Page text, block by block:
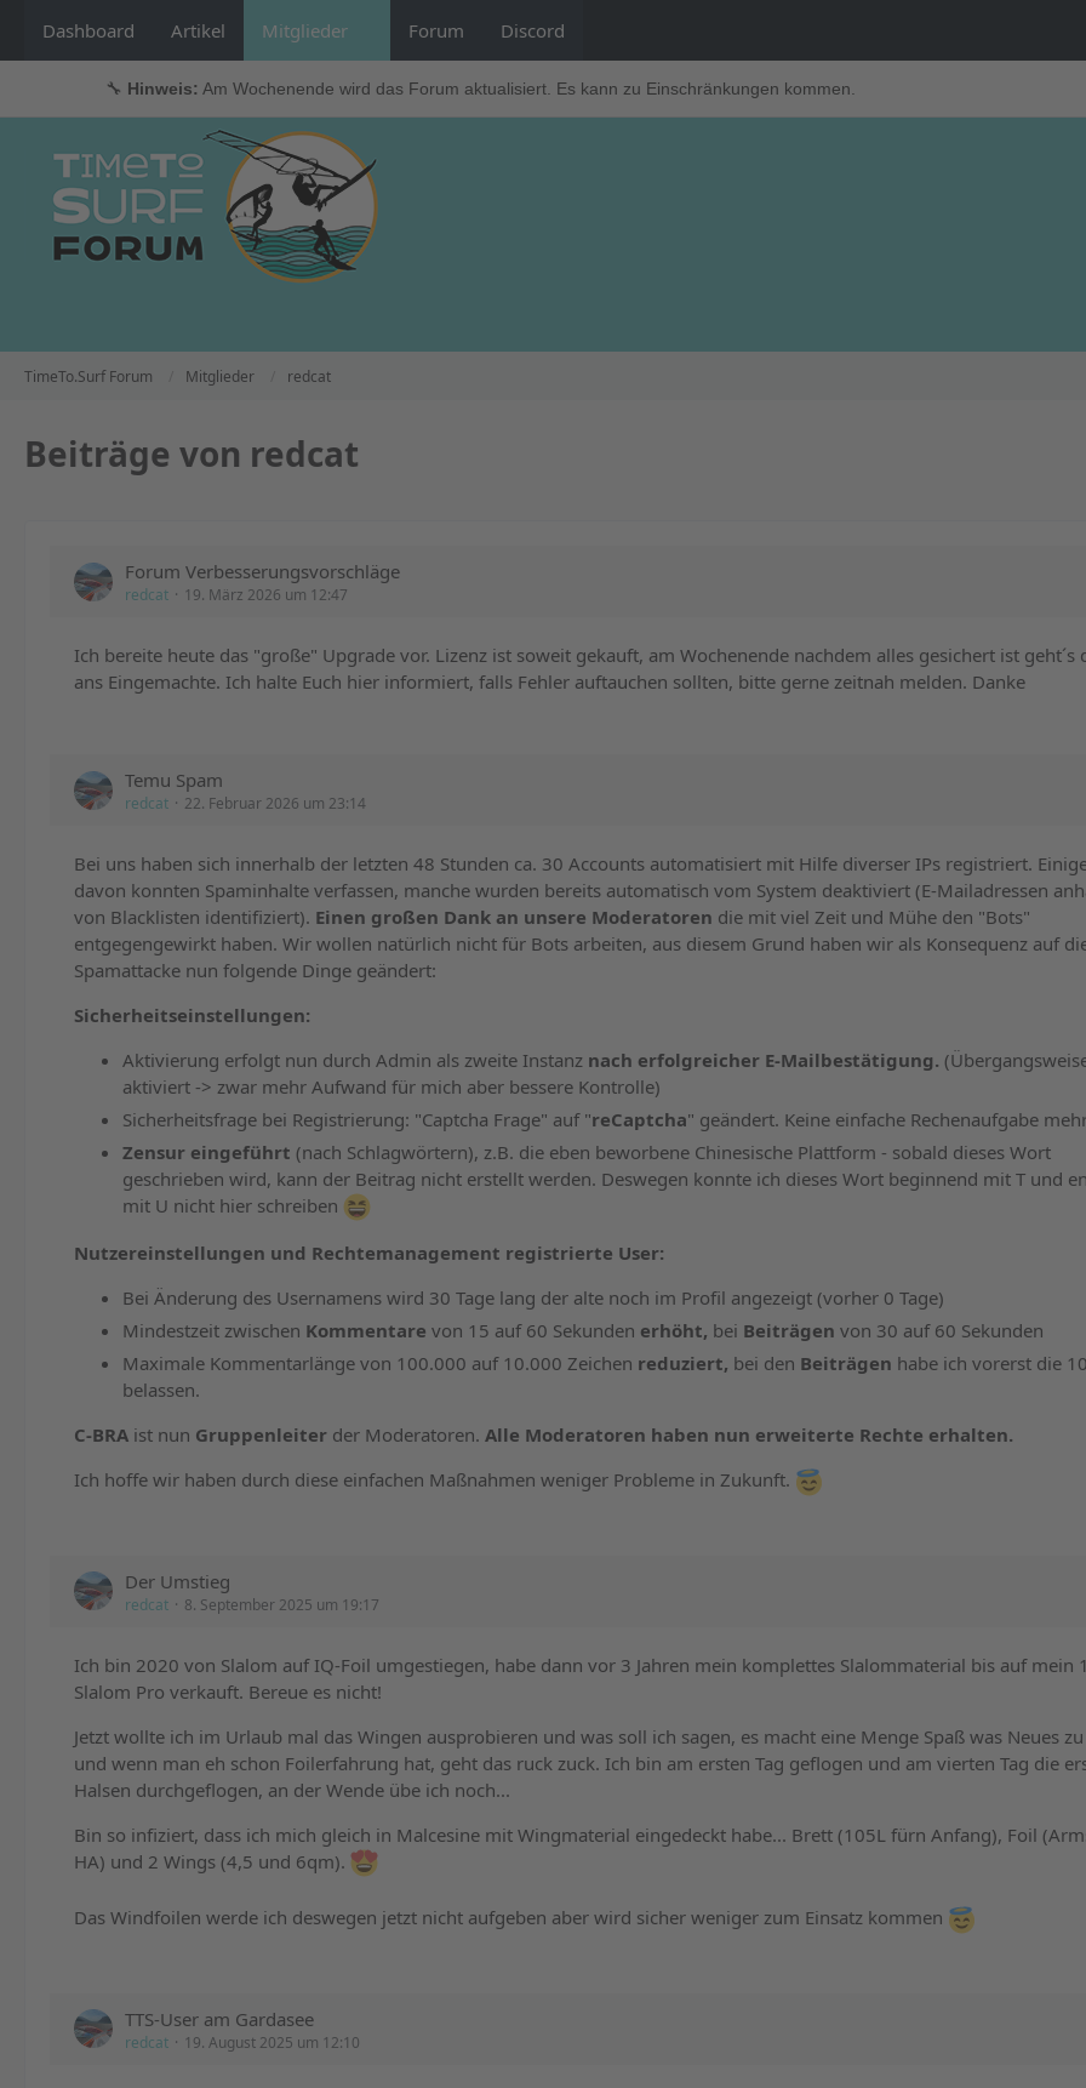
🔧 Hinweis: Am Wochenende wird das Forum aktualisiert. Es kann zu Einschränkungen kommen.
Dashboard Artikel Mitglieder Forum Discord
TimeTo.Surf Forum Mitglieder redcat
Beiträge von redcat
Forum Verbesserungsvorschläge
redcat 19. März 2026 um 12:47
Ich bereite heute das "große" Upgrade vor. Lizenz ist soweit gekauft, am Wochenende nachdem alles gesichert ist geht´s
ans Eingemachte. Ich halte Euch hier informiert, falls Fehler auftauchen sollten, bitte gerne zeitnah melden. Danke
Temu Spam
redcat 22. Februar 2026 um 23:14
Bei uns haben sich innerhalb der letzten 48 Stunden ca. 30 Accounts automatisiert mit Hilfe diverser IPs registriert.
davon konnten Spaminhalte verfassen, manche wurden bereits automatisch vom System deaktiviert (E-Mailadressen
von Blacklisten identifiziert). Einen großen Dank an unsere Moderatoren die mit viel Zeit und Mühe den "Bots"
entgegengewirkt haben. Wir wollen natürlich nicht für Bots arbeiten, aus diesem Grund haben wir als Konsequenz auf
Spamattacke nun folgende Dinge geändert:
Sicherheitseinstellungen:
Aktivierung erfolgt nun durch Admin als zweite Instanz nach erfolgreicher E-Mailbestätigung.
aktiviert -> zwar mehr Aufwand für mich aber bessere Kontrolle)
Sicherheitsfrage bei Registrierung: "Captcha Frage" auf "reCaptcha" geändert. Keine einfache Rechenaufgabe
Zensur eingeführt (nach Schlagwörtern), z.B. die eben beworbene Chinesische Plattform - sobald dieses Wort
geschrieben wird, kann der Beitrag nicht erstellt werden. Deswegen konnte ich dieses Wort beginnend mit T und
mit U nicht hier schreiben
Nutzereinstellungen und Rechtemanagement registrierte User:
Bei Änderung des Usernamens wird 30 Tage lang der alte noch im Profil angezeigt (vorher 0 Tage)
Mindestzeit zwischen Kommentare von 15 auf 60 Sekunden erhöht, bei Beiträgen von 30 auf 60 Sekunden
Maximale Kommentarlänge von 100.000 auf 10.000 Zeichen reduziert, bei den Beiträgen habe ich vorerst die
belassen.
C-BRA ist nun Gruppenleiter der Moderatoren. Alle Moderatoren haben nun erweiterte Rechte erhalten.
Ich hoffe wir haben durch diese einfachen Maßnahmen weniger Probleme in Zukunft.
Der Umstieg
redcat 8. September 2025 um 19:17
Ich bin 2020 von Slalom auf IQ-Foil umgestiegen, habe dann vor 3 Jahren mein komplettes Slalommaterial bis auf mein
Slalom Pro verkauft. Bereue es nicht!
Jetzt wollte ich im Urlaub mal das Wingen ausprobieren und was soll ich sagen, es macht eine Menge Spaß was Neues
und wenn man eh schon Foilerfahrung hat, geht das ruck zuck. Ich bin am ersten Tag geflogen und am vierten Tag die
Halsen durchgeflogen, an der Wende übe ich noch...
Bin so infiziert, dass ich mich gleich in Malcesine mit Wingmaterial eingedeckt habe... Brett (105L fürn Anfang), Foil
HA) und 2 Wings (4,5 und 6qm).
Das Windfoilen werde ich deswegen jetzt nicht aufgeben aber wird sicher weniger zum Einsatz kommen
TTS-User am Gardasee
redcat 19. August 2025 um 12:10